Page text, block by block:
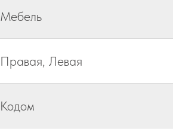
Мебель
Правая, Левая
Кодом